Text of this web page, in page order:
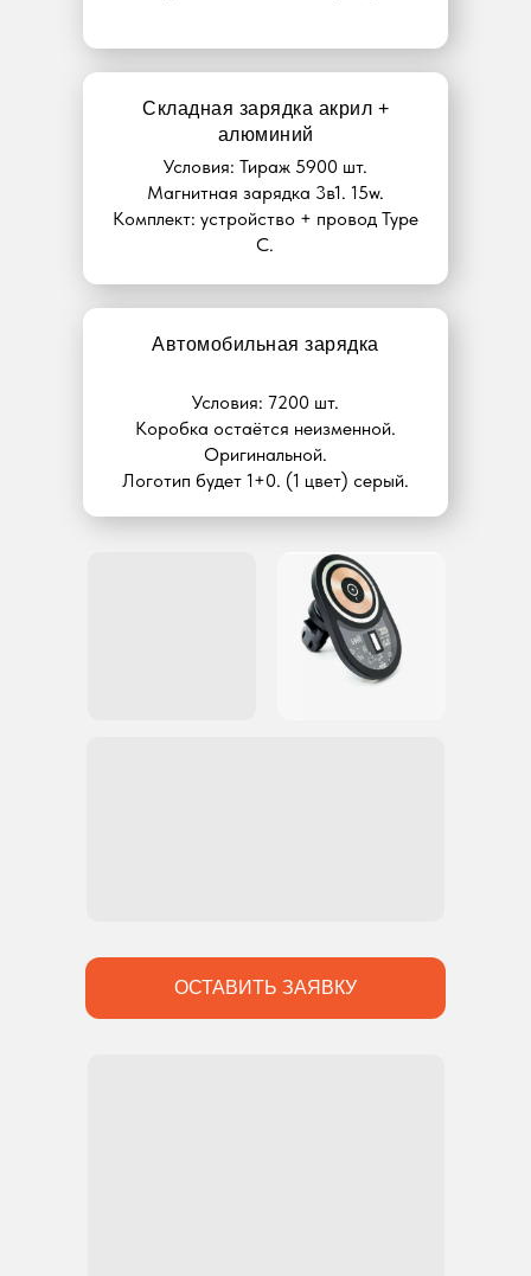
ОСТАВИТЬ ЗАЯВКУ
Складная зарядка акрил +
алюминий
Условия: Тираж 5900 шт.
Магнитная зарядка 3в1. 15w.
Комплект: устройство + провод Type
C.
Автомобильная зарядка
Условия: 7200 шт.
Коробка остаётся неизменной.
Оригинальной.
Логотип будет 1+0. (1 цвет) серый.